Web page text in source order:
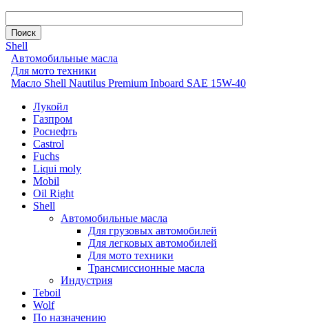
Shell
Автомобильные масла
Для мото техники
Масло Shell Nautilus Premium Inboard SAE 15W-40
Лукойл
Газпром
Роснефть
Castrol
Fuchs
Liqui moly
Mobil
Oil Right
Shell
Автомобильные масла
Для грузовых автомобилей
Для легковых автомобилей
Для мото техники
Трансмиссионные масла
Индустрия
Teboil
Wolf
По назначению